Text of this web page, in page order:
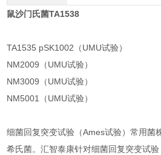
鼠沙门氏菌TA1538
TA1535 pSK1002（UMU试验）
NM2009（UMU试验）
NM3009（UMU试验）
NM5001（UMU试验）
细菌回复突变试验（Ames试验）常用菌
希氏菌。汇智泰康针对细菌回复突变试